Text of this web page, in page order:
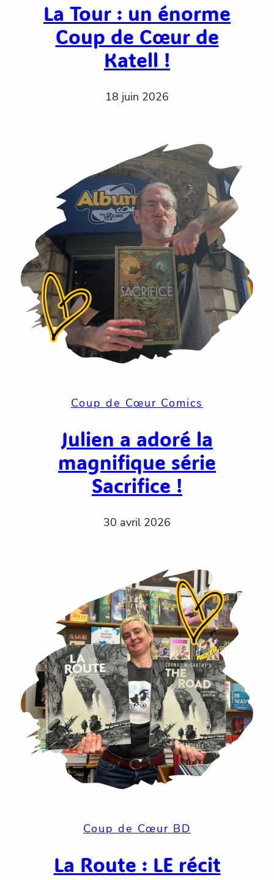
La Tour : un énorme
Coup de Cœur de
Katell !
18 juin 2026
Coup de Cœur Comics
Julien a adoré la
magnifique série
Sacrifice !
30 avril 2026
Coup de Cœur BD
La Route : LE récit